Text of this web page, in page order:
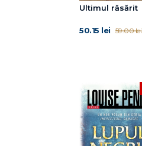
Ultimul răsărit
50.15 lei 59.00 lei